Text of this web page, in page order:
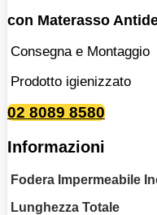
con Materasso
Consegna e Montaggio
Prodotto igienizzato
02 8089 8580
Informazioni
Fodera Impermeabile
Lunghezza Totale